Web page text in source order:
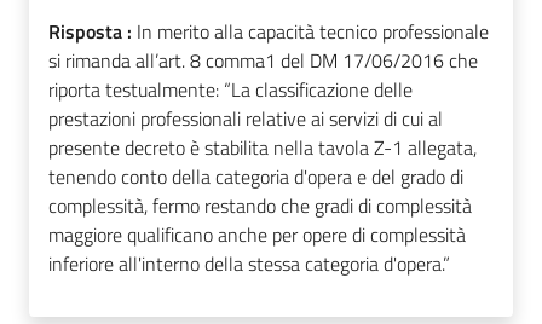
Risposta : In merito alla capacità tecnico professionale
si rimanda all’art. 8 comma1 del DM 17/06/2016 che
riporta testualmente: “La classificazione delle
prestazioni professionali relative ai servizi di cui al
presente decreto è stabilita nella tavola Z-1 allegata,
tenendo conto della categoria d'opera e del grado di
complessità, fermo restando che gradi di complessità
maggiore qualificano anche per opere di complessità
inferiore all'interno della stessa categoria d'opera.”